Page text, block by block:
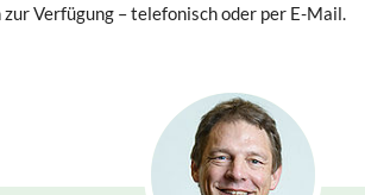
Verfügung – telefonisch oder per E-Mail.